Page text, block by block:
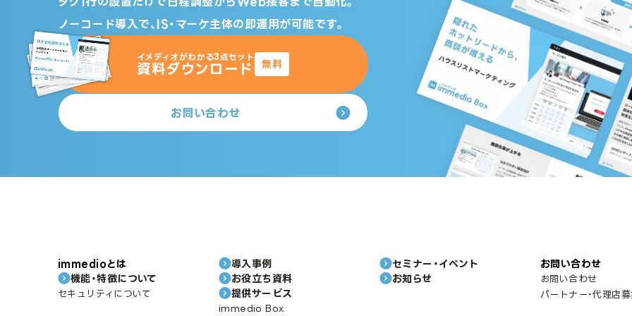
ノーコード導入で、IS・マーケ主体の即運用が可能です。
イメディオがわかる3点セット
資料ダウンロード 無料
お問い合わせ
immedioとは
機能・特徴について
セキュリティについて
導入事例
お役立ち資料
提供サービス
immedio Box
セミナー・イベント
お知らせ
お問い合わせ
お問い合わせ
パートナー・代理店